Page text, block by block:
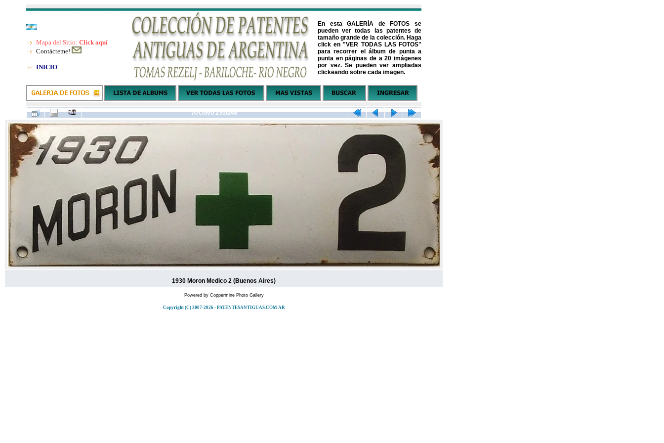
Mapa del Sitio: Click aquí
Contácteme!
INICIO
En esta GALERÍA de FOTOS se
pueden ver todas las patentes de
tamaño grande de la colección. Haga
click en "VER TODAS LAS FOTOS"
para recorrer el álbum de punta a
punta en páginas de a 20 imágenes
por vez. Se pueden ver ampliadas
clickeando sobre cada imagen.
Archivo 230/246
1930 Moron Medico 2 (Buenos Aires)
Powered by Coppermine Photo Gallery
Copyright (C) 2007-2026 - PATENTESANTIGUAS.COM.AR